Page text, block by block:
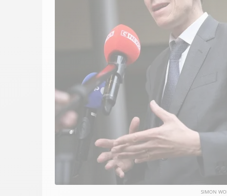
SIMON